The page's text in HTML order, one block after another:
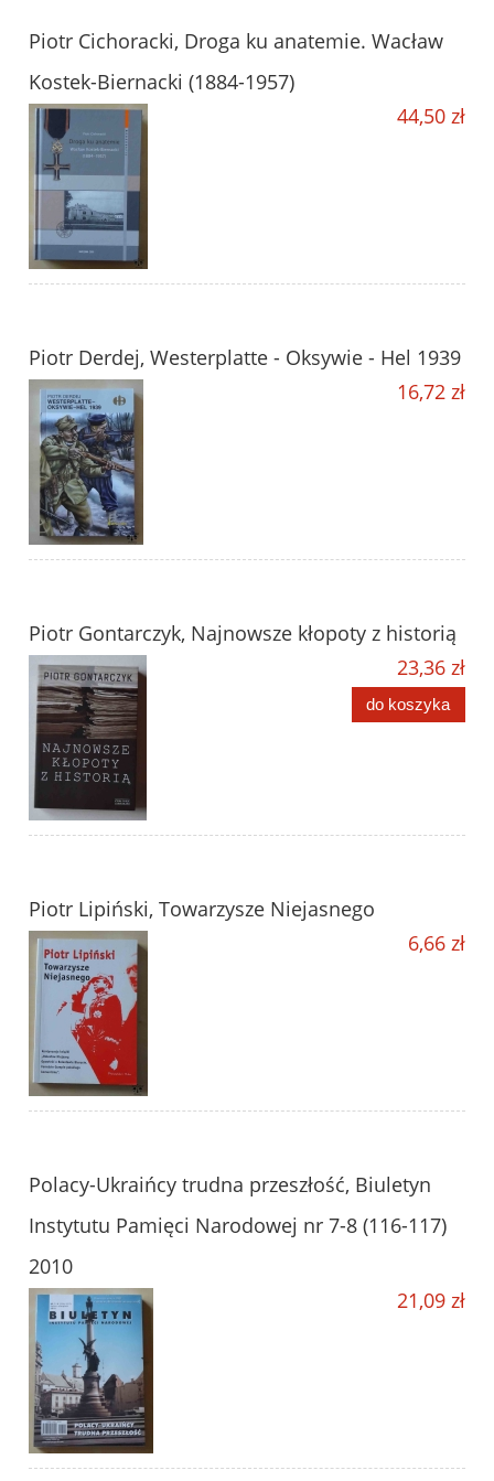
Piotr Cichoracki, Droga ku anatemie. Wacław
Kostek-Biernacki (1884-1957)
44,50 zł
Piotr Derdej, Westerplatte - Oksywie - Hel 1939
16,72 zł
Piotr Gontarczyk, Najnowsze kłopoty z historią
23,36 zł
do koszyka
Piotr Lipiński, Towarzysze Niejasnego
6,66 zł
Polacy-Ukraińcy trudna przeszłość, Biuletyn
Instytutu Pamięci Narodowej nr 7-8 (116-117)
2010
21,09 zł